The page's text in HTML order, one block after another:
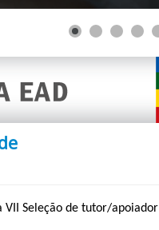
VII Seleção de tutor/apoiador